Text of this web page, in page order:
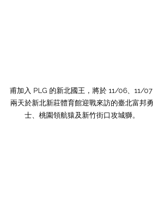
甫加入 PLG 的新北國王，將於 11/06、11/07
兩天於新北新莊體育館迎戰來訪的臺北富邦勇
士、桃園領航猿及新竹街口攻城獅。